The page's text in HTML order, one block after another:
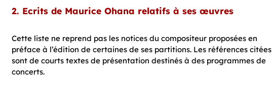
2. Ecrits de Maurice Ohana relatifs à ses œuvres
Cette liste ne reprend pas les notices du compositeur proposées en
préface à l’édition de certaines de ses partitions. Les références citées
sont de courts textes de présentation destinés à des programmes de
concerts.